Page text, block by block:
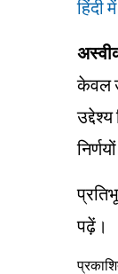
हिंदी में
केवल
पढ़ें।